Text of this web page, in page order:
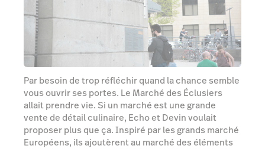
Par besoin de trop réfléchir quand la chance semble
vous ouvrir ses portes. Le Marché des Éclusiers
allait prendre vie. Si un marché est une grande
vente de détail culinaire, Echo et Devin voulait
proposer plus que ça. Inspiré par les grands marché
Européens, ils ajoutèrent au marché des éléments